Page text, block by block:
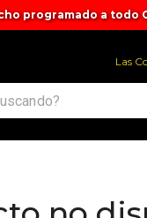
programado a todo
y valores de
Las